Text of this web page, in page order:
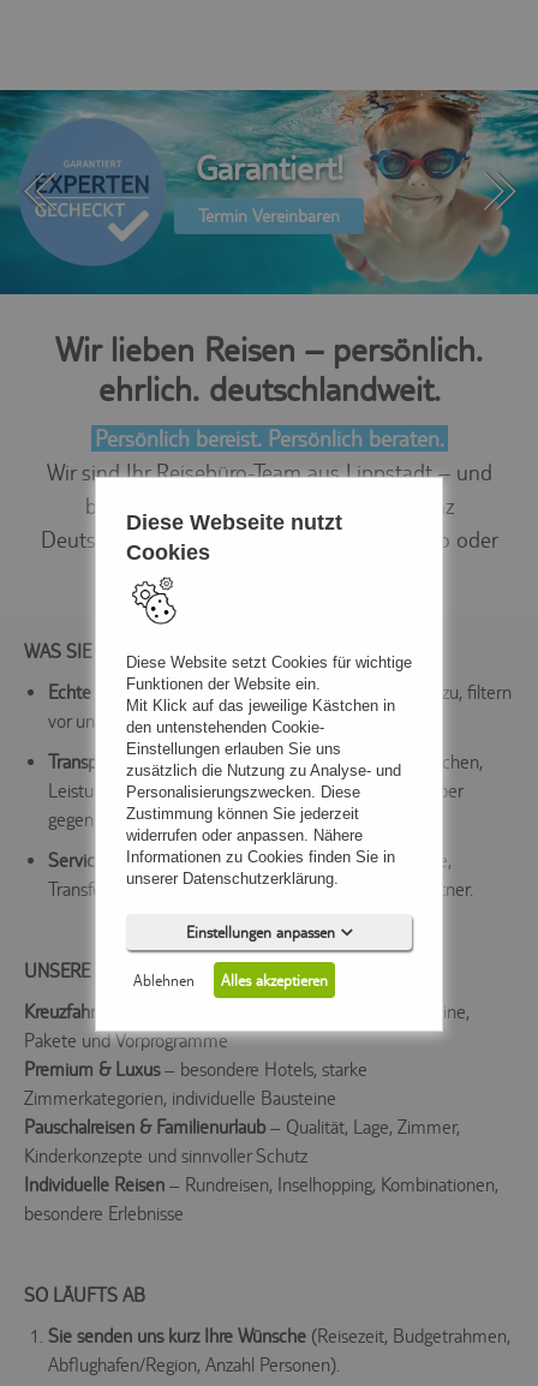
Garantiert!
Termin Vereinbaren
Wir lieben Reisen – persönlich.
ehrlich. deutschlandweit.
Persönlich bereist. Persönlich beraten.
Wir sind Ihr Reisebüro-Team aus Lippstadt – und
beraten Kundinnen und Kunden in ganz
Deutschland: im Büro, telefonisch, per Video oder
ganz unkompliziert per WhatsApp.
WAS SIE BEI UNS ERWARTET
Echte Beratung statt Standard-Angebote
: Wir hören zu, filtern
vor und finden die Reise, die wirklich passt.
Transparente Preisvergleiche: Veranstalter fair vergleichen,
Leistungen verständlich erklären, gute Optionen sauber
gegenüberstellen.
Service bis nach der Rückkehr: Unterlagen, Sitzplätze,
Transfers, Änderungen – wir bleiben Ihr Ansprechpartner.
UNSERE SCHWERPUNKTE
Kreuzfahrten
(Fluss & Hochsee) – passende Route, Kabine,
Pakete und Vorprogramme
Premium & Luxus– besondere Hotels, starke
Zimmerkategorien, individuelle Bausteine
Pauschalreisen & Familienurlaub– Qualität, Lage, Zimmer,
Kinderkonzepte und sinnvoller Schutz
Individuelle Reisen – Rundreisen, Inselhopping, Kombinationen,
besondere Erlebnisse
SO LÄUFTS AB
Sie senden uns kurz Ihre Wünsche (Reisezeit, Budgetrahmen,
Abflughafen/Region, Anzahl Personen).
Diese Webseite nutzt
Cookies
Diese Website setzt Cookies für wichtige
Funktionen der Website ein.
Mit Klick auf das jeweilige Kästchen in
den untenstehenden Cookie-
Einstellungen erlauben Sie uns
zusätzlich die Nutzung zu Analyse- und
Personalisierungszwecken. Diese
Zustimmung können Sie jederzeit
widerrufen oder anpassen. Nähere
Informationen zu Cookies finden Sie in
unserer Datenschutzerklärung.
Einstellungen anpassen
Ablehnen Alles akzeptieren
Notwendig (0)
Präferenzen (0)
Statistiken (0)
Keine Cookies erforderlich.